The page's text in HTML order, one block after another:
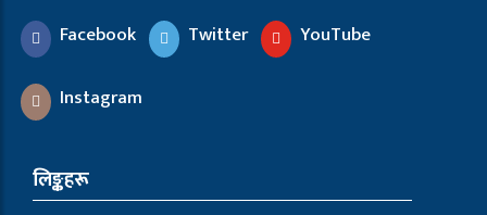
Facebook
Twitter YouTube
Instagram
लिङ्कहरू